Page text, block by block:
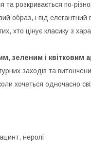
розкривається по-
образ, і під елегантний
хто цінує класику з
зеленим і квітковим
заходів та
хочеться одночасно
неролі